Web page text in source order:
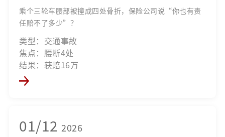
乘个三轮车腰部被撞成四处骨折，保险公司说“你也有责
任赔不了多少”？
类型：交通事故
焦点：腰断4处
结果：获赔16万
01/12 2026